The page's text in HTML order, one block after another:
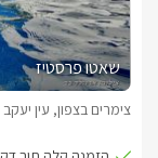
שאטו פרסטיז
צימרים בצפון, עין יעקב